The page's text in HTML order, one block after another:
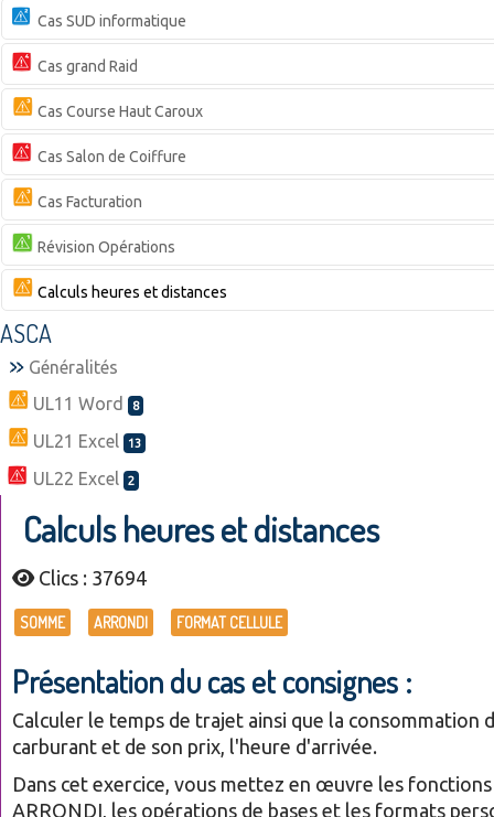
Cas SUD informatique
Cas grand Raid
Cas Course Haut Caroux
Cas Salon de Coiffure
Cas Facturation
Révision Opérations
Calculs heures et distances
ASCA
Généralités
UL11 Word
8
UL21 Excel 13
UL22 Excel 2
Calculs heures et distances
Clics : 37694
SOMME ARRONDI FORMAT CELLULE
Présentation du cas et consignes :
Calculer le temps de trajet ainsi que la consommation
carburant et de son prix, l'heure d'arrivée.
Dans cet exercice, vous mettez en œuvre les fonctions
ARRONDI, les opérations de bases et les formats